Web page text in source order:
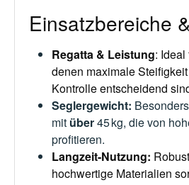
Einsatzbereiche
Regatta & Leistung: Ideal
denen maximale
Kontrolle entscheidend
Seglergewicht:
mit über45 kg, die von
profitieren.
Langzeit-Nutzung:
hochwertige Materialien